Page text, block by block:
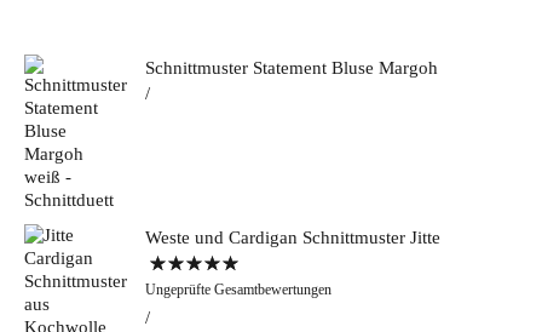
Schnittmuster Statement Bluse Margoh
Weste und Cardigan Schnittmuster Jitte
Bewertet mit
5.00von 5
Ungeprüfte Gesamtbewertungen